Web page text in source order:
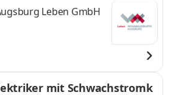
Leben GmbH
mit Schwachstromk